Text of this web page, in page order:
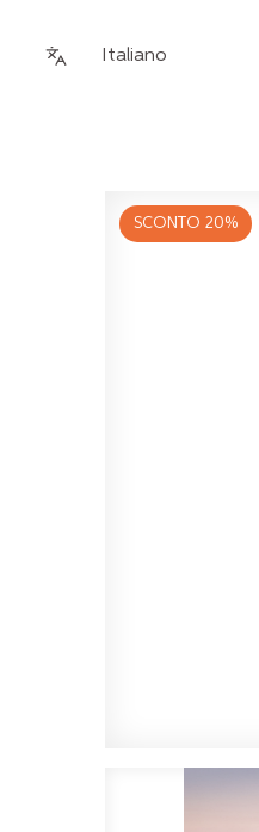
Italiano
SCONTO 20%